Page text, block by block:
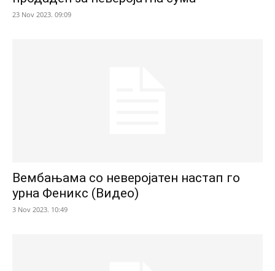
23 Nov 2023. 09:09
Вембањама со неверојатен настап го
урна Феникс (Видео)
3 Nov 2023. 10:49